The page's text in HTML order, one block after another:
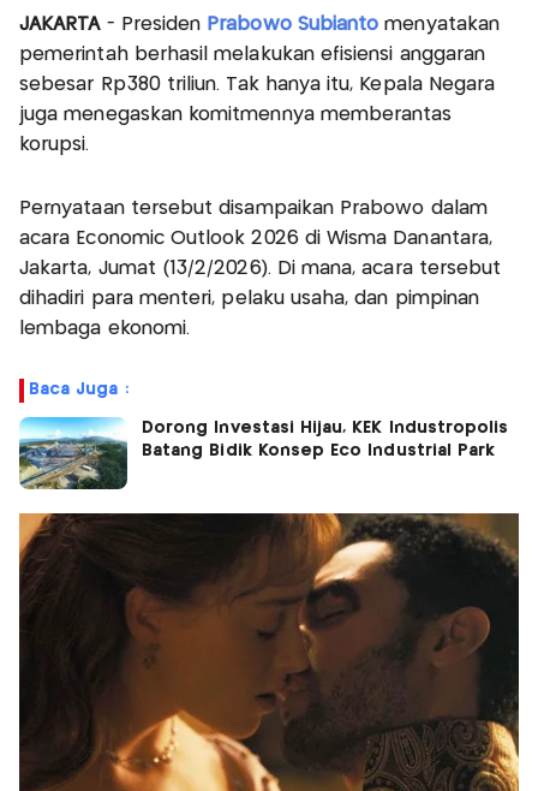
JAKARTA- Presiden Prabowo Subianto menyatakan
pemerintah berhasil melakukan efisiensi anggaran
sebesar Rp380 triliun. Tak hanya itu, Kepala Negara
juga menegaskan komitmennya memberantas
korupsi.
Pernyataan tersebut disampaikan Prabowo dalam
acara Economic Outlook 2026 di Wisma Danantara,
Jakarta, Jumat (13/2/2026). Di mana, acara tersebut
dihadiri para menteri, pelaku usaha, dan pimpinan
lembaga ekonomi.
Baca Juga :
Dorong Investasi Hijau, KEK Industropolis
Batang Bidik Konsep Eco Industrial Park